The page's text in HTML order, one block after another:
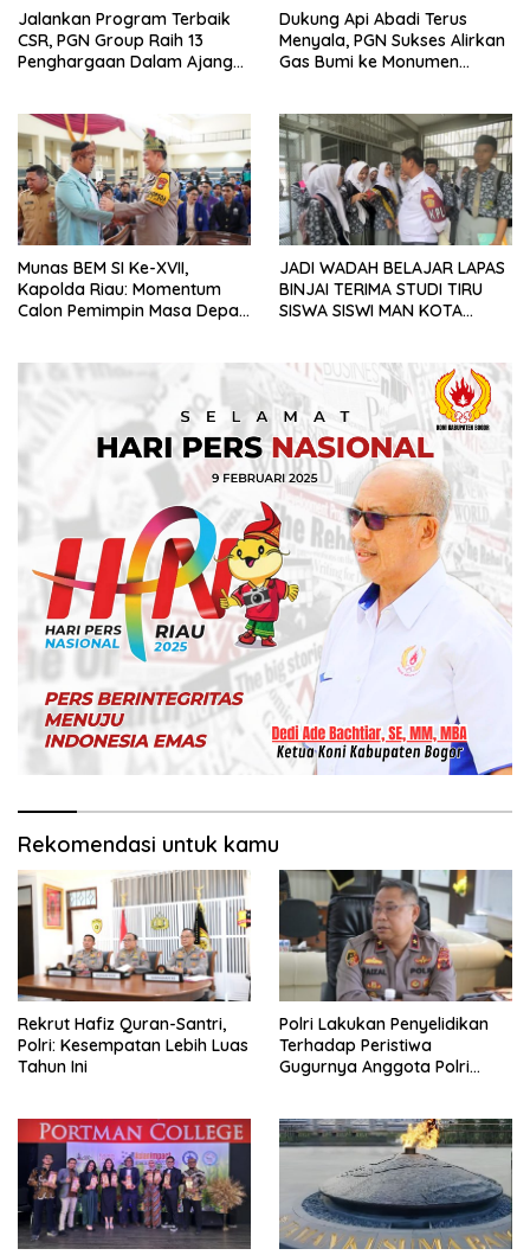
Jalankan Program Terbaik
CSR, PGN Group Raih 13
Penghargaan Dalam Ajang
Dukung Api Abadi Terus
Menyala, PGN Sukses Alirkan
Gas Bumi ke Monumen
Munas BEM SI Ke-XVII,
Kapolda Riau: Momentum
Calon Pemimpin Masa Depan
JADI WADAH BELAJAR LAPAS
BINJAI TERIMA STUDI TIRU
SISWA SISWI MAN KOTA
Rekomendasi untuk kamu
Rekrut Hafiz Quran-Santri,
Polri: Kesempatan Lebih Luas
Tahun Ini
Polri Lakukan Penyelidikan
Terhadap Peristiwa
Gugurnya Anggota Polri